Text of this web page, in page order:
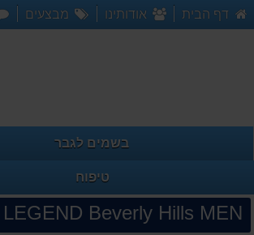
דף הבית אודותינו מבצעים
בשמים לגבר
טיפוח
LEGEND Beverly Hills MEN